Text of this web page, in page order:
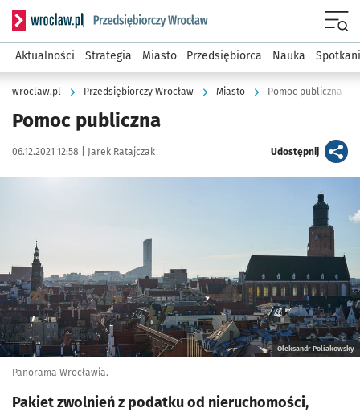
Serwis informacyjny wroclaw.pl podserwis: Strategia
Aktualności Strategia Miasto Przedsiębiorca Nauka
wroclaw.pl Przedsiębiorczy Wrocław Miasto Pomoc publiczna
Pomoc publiczna
Data publikacji:
06.12.2021 12:58 | Autor:
Jarek Ratajczak Udostępnijartykuł
Oleksandr Poliakowsky
Panorama Wrocławia.
Pakiet zwolnień z podatku od nieruchomości,